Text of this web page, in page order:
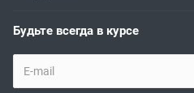
Будьте всегда в курсе